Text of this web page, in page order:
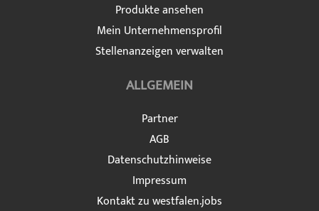
Produkte ansehen
Mein Unternehmensprofil
Stellenanzeigen verwalten
ALLGEMEIN
Partner
AGB
Datenschutzhinweise
Impressum
Kontakt zu westfalen.jobs